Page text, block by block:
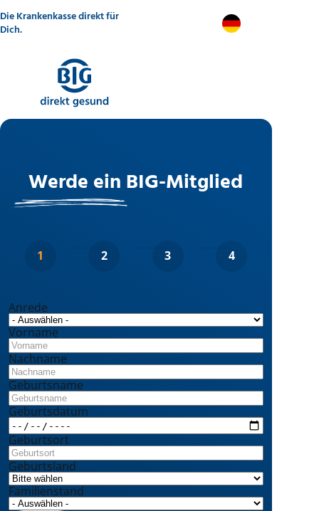
zum
Inhalt
Die Krankenkasse direkt für
Dich.
DE
Werde ein BIG-Mitglied
Anrede
Vorname
Nachname
Geburtsname
Geburtsdatum
Geburtsort
Geburtsland
Familienstand